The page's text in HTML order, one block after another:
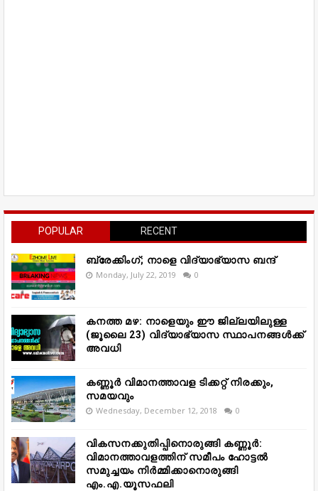
POPULAR RECENT
ബ്രേക്കിംഗ്; നാളെ വിദ്യാഭ്യാസ ബന്ദ്
Monday, July 22, 2019 0
കനത്ത മഴ: നാളെയും ഈ ജില്ലയിലുള്ള
(ജൂലൈ 23) വിദ്യാഭ്യാസ സ്ഥാപനങ്ങൾക്ക്
അവധി
കണ്ണൂർ വിമാനത്താവള ടിക്കറ്റ് നിരക്കും,
സമയവും
Wednesday, December 12, 2018 0
വികസനക്കുതിപ്പിനൊരുങ്ങി കണ്ണൂർ:
വിമാനത്താവളത്തിന് സമീപം ഹോട്ടൽ
സമുച്ചയം നിർമ്മിക്കാനൊരുങ്ങി
എം.എ.യൂസഫലി